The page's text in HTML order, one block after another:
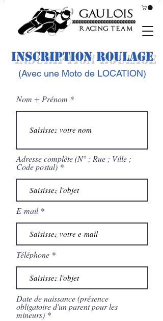
Inscription Roulage
(Avec une Moto de LOCATION)
Nom + Prénom
Adresse complète (N° ; Rue ; Ville ;
Code postal)
E-mail
Téléphone
Date de naissance (présence
obligatoire d'un parent pour les
mineurs)